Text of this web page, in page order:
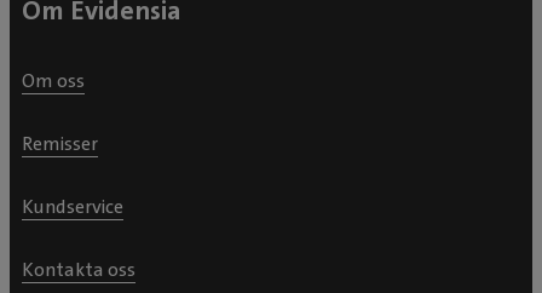
Om Evidensia
Om oss
Remisser
Kundservice
Kontakta oss